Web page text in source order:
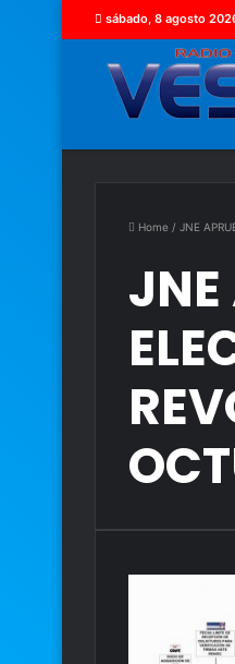
sábado, 8 agosto
Home / JNE